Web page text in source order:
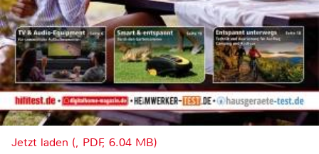
Jetzt laden (, PDF, 6.04 MB)